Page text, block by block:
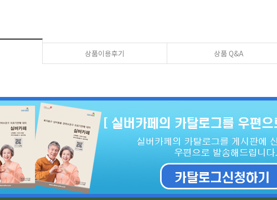
상품이용후기 상품 Q&A